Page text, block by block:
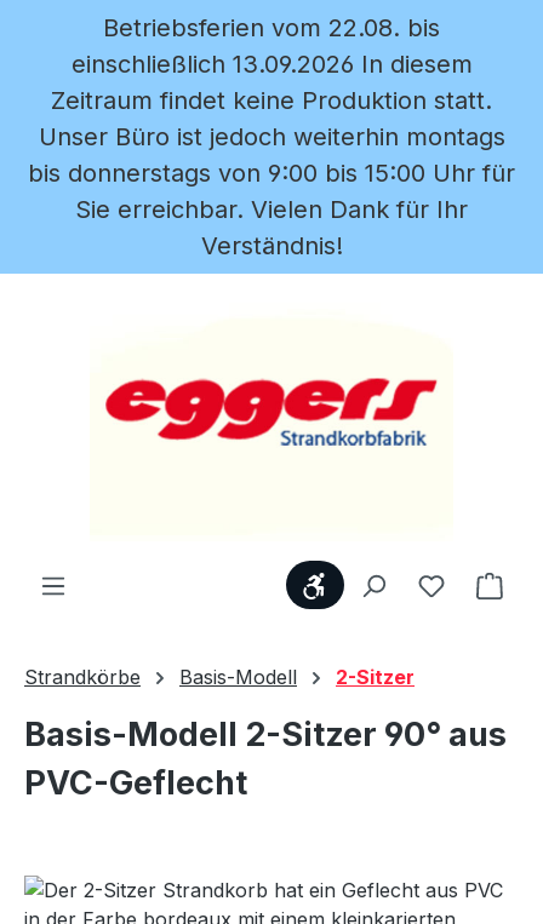
Zum Hauptinhalt springen
Betriebsferien vom 22.08. bis
einschließlich 13.09.2026 In diesem
Zeitraum findet keine Produktion statt.
Unser Büro ist jedoch weiterhin montags
bis donnerstags von 9:00 bis 15:00 Uhr für
Sie erreichbar. Vielen Dank für Ihr
Verständnis!
WerkzeugleisteDu hast 0
Strandkörbe Basis-Modell 2-Sitzer
Basis-Modell 2-Sitzer 90° aus
PVC-Geflecht
Bildergalerie überspringen